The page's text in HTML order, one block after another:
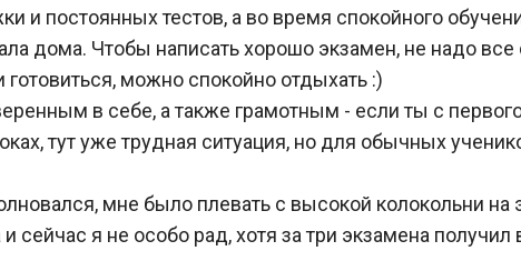
и постоянных тестов, а во время спокойного
дома. Чтобы написать хорошо экзамен, не надо
готовиться, можно спокойно отдыхать :)
в себе, а также грамотным - если ты с
тут уже трудная ситуация, но для обычных
мне было плевать с высокой колокольни на
и сейчас я не особо рад, хотя за три экзамена